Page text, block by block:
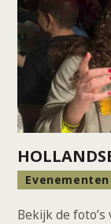
Bekijk de